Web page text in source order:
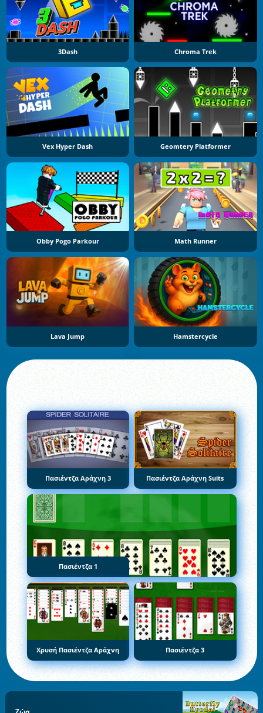
3Dash Chroma Trek
Vex Hyper Dash Geomtery Platformer
Obby Pogo Parkour Math Runner
Lava Jump Hamstercycle
Πασιέντζα Αράχνη 3 Πασιέντζα Αράχνη Suits
Πασιέντζα 1
Χρυσή Πασιέντζα Αράχνη Πασιέντζα 3